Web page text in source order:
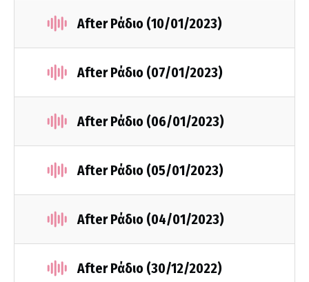
After Ράδιο (10/01/2023)
After Ράδιο (07/01/2023)
After Ράδιο (06/01/2023)
After Ράδιο (05/01/2023)
After Ράδιο (04/01/2023)
After Ράδιο (30/12/2022)